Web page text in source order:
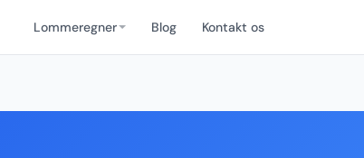
Lommeregner Blog Kontakt os